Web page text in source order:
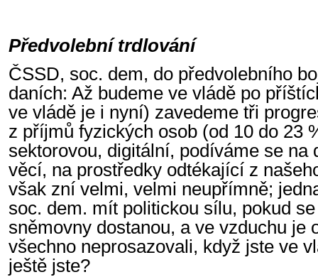
Předvolební trdlování
ČSSD, soc. dem, do předvolebního
daních: Až budeme ve vládě po
ve vládě je i nyní) zavedeme tři
z příjmů fyzických osob (od 10 do 23
sektorovou, digitální, podíváme se na
věcí, na prostředky odtékající z
však zní velmi, velmi neupřímně;
soc. dem. mít politickou sílu, pokud
sněmovny dostanou, a ve vzduchu je
všechno neprosazovali, když jste ve
ještě jste?